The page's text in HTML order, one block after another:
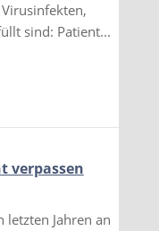
sind: Patient...
verpassen
letzten Jahren an